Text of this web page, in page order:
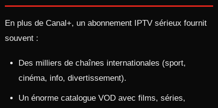
En plus de Canal+, un abonnement IPTV sérieux fournit
souvent :
Des milliers de chaînes internationales (sport,
cinéma, info, divertissement).
Un énorme catalogue VOD avec films, séries,